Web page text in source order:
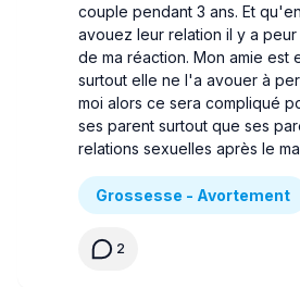
couple pendant 3 ans. Et
avouez leur relation il y a
de ma réaction. Mon amie est
surtout elle ne l'a avouer à
moi alors ce sera compliqué
ses parent surtout que ses
relations sexuelles après le
Grossesse - Avortement
2